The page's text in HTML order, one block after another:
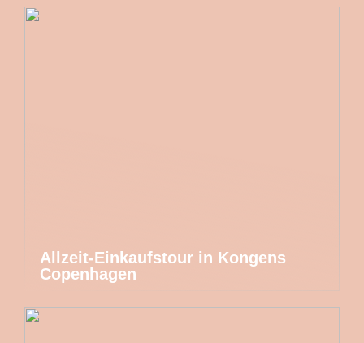
Allzeit-Einkaufstour in Kongens
Copenhagen